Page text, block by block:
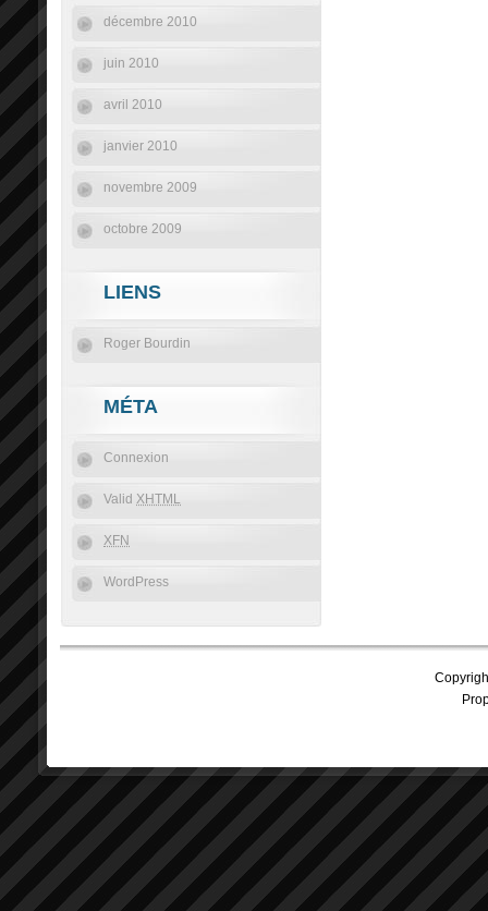
décembre 2010
juin 2010
avril 2010
janvier 2010
novembre 2009
octobre 2009
LIENS
Roger Bourdin
MÉTA
Connexion
Valid XHTML
XFN
WordPress